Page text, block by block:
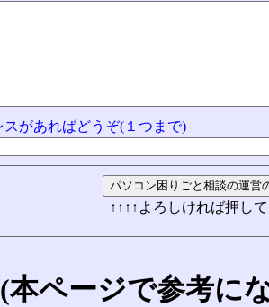
スがあればどうぞ(１つまで)
↑↑↑↑よろしければ押し
本ページで参考に